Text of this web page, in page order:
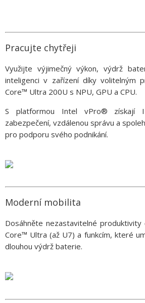
Pracujte chytřeji
Využijte výjimečný výkon, výdrž
inteligenci v zařízení díky volitelným
Core™ Ultra 200U s NPU, GPU a CPU.
S platformou Intel vPro® získají
zabezpečení, vzdálenou správu a
pro podporu svého podnikání.
Moderní mobilita
Dosáhněte nezastavitelné
Core™ Ultra (až U7) a funkcím, které
dlouhou výdrž baterie.